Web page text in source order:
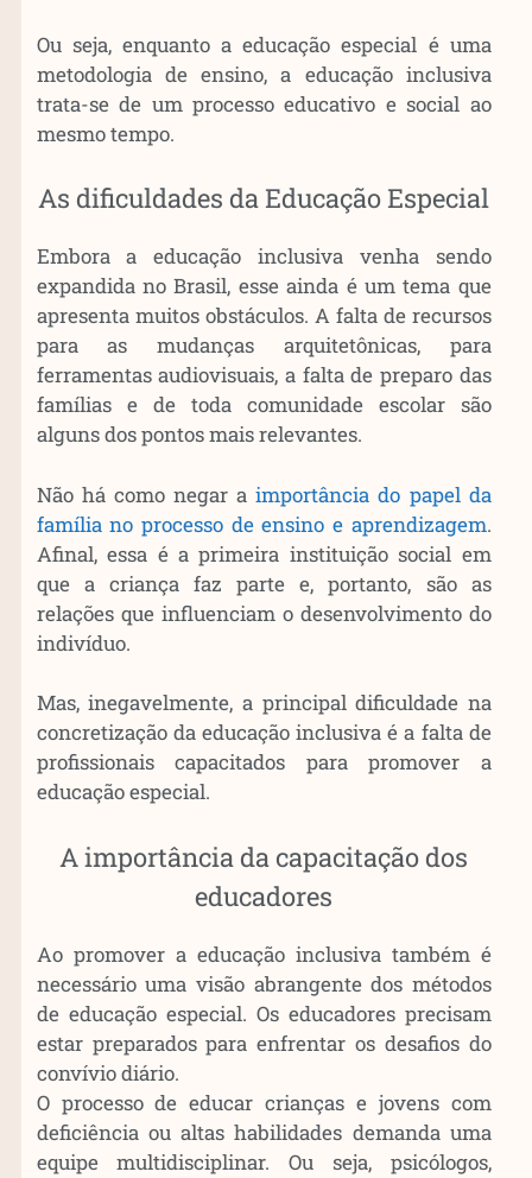
Ou seja, enquanto a educação especial é uma
metodologia de ensino, a educação inclusiva
trata-se de um processo educativo e social ao
mesmo tempo.
As dificuldades da Educação Especial
Embora a educação inclusiva venha sendo
expandida no Brasil, esse ainda é um tema que
apresenta muitos obstáculos. A falta de recursos
para as mudanças arquitetônicas, para
ferramentas audiovisuais, a falta de preparo das
famílias e de toda comunidade escolar são
alguns dos pontos mais relevantes.
Não há como negar aimportância do papel da
família no processo de ensino e aprendizagem.
Afinal, essa é a primeira instituição social em
que a criança faz parte e, portanto, são as
relações que influenciam o desenvolvimento do
indivíduo.
Mas, inegavelmente, a principal dificuldade na
concretização da educação inclusiva é a falta de
profissionais capacitados para promover a
educação especial.
A importância da capacitação dos
educadores
Ao promover a educação inclusiva também é
necessário uma visão abrangente dos métodos
de educação especial. Os educadores precisam
estar preparados para enfrentar os desafios do
convívio diário.
O processo de educar crianças e jovens com
deficiência ou altas habilidades demanda uma
equipe multidisciplinar. Ou seja, psicólogos,